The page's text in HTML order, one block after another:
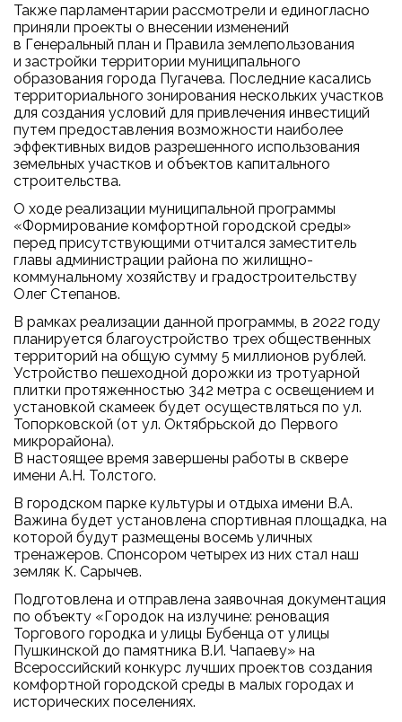
Также парламентарии рассмотрели и единогласно
приняли проекты о внесении изменений
в Генеральный план и Правила землепользования
и застройки территории муниципального
образования города Пугачева. Последние касались
территориального зонирования нескольких участков
для создания условий для привлечения инвестиций
путем предоставления возможности наиболее
эффективных видов разрешенного использования
земельных участков и объектов капитального
строительства.
О ходе реализации муниципальной программы
«Формирование комфортной городской среды»
перед присутствующими отчитался заместитель
главы администрации района по жилищно-
коммунальному хозяйству и градостроительству
Олег Степанов.
В рамках реализации данной программы, в 2022 году
планируется благоустройство трех общественных
территорий на общую сумму 5 миллионов рублей.
Устройство пешеходной дорожки из тротуарной
плитки протяженностью 342 метра с освещением и
установкой скамеек будет осуществляться по ул.
Топорковской (от ул. Октябрьской до Первого
микрорайона).
В настоящее время завершены работы в сквере
имени А.Н. Толстого.
В городском парке культуры и отдыха имени В.А.
Важина будет установлена спортивная площадка, на
которой будут размещены восемь уличных
тренажеров. Спонсором четырех из них стал наш
земляк К. Сарычев.
Подготовлена и отправлена заявочная документация
по объекту «Городок на излучине: реновация
Торгового городка и улицы Бубенца от улицы
Пушкинской до памятника В.И. Чапаеву» на
Всероссийский конкурс лучших проектов создания
комфортной городской среды в малых городах и
исторических поселениях.